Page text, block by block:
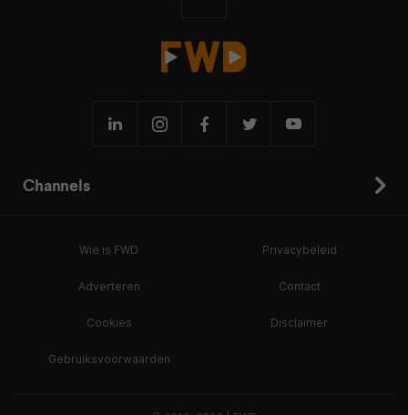
Channels
Wie is FWD Privacybeleid
Adverteren Contact
Cookies Disclaimer
Gebruiksvoorwaarden